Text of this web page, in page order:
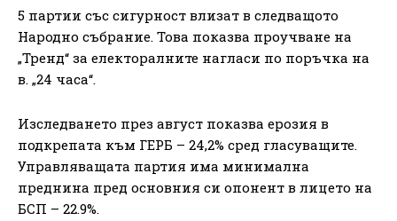
5 партии със сигурност влизат в следващото
Народно събрание. Това показва проучване на
„Тренд“ за електоралните нагласи по поръчка на
в. „24 часа“.
Изследването през август показва ерозия в
подкрепата към ГЕРБ – 24,2% сред гласуващите.
Управляващата партия има минимална
преднина пред основния си опонент в лицето на
БСП – 22.9%.